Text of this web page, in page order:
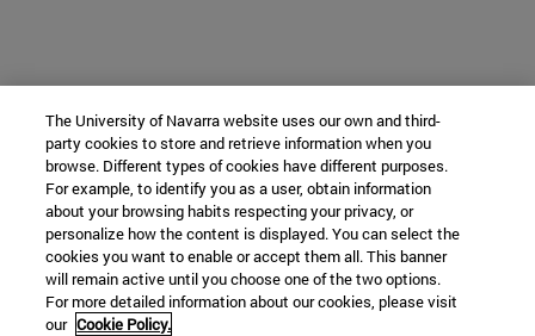
The University of Navarra website uses our own and third-
party cookies to store and retrieve information when you
browse. Different types of cookies have different purposes.
For example, to identify you as a user, obtain information
about your browsing habits respecting your privacy, or
personalize how the content is displayed. You can select the
cookies you want to enable or accept them all. This banner
will remain active until you choose one of the two options.
For more detailed information about our cookies, please visit
our Cookie Policy.